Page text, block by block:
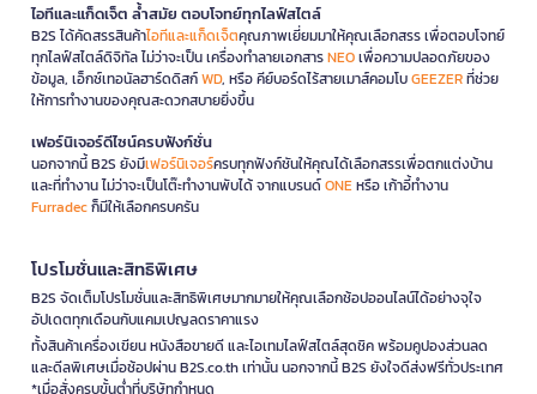
ไอทีและแก็ดเจ็ต ล้ำสมัย ตอบโจทย์ทุกไลฟ์สไตล์
B2S ได้คัดสรรสินค้าไอทีและแก็ดเจ็ตคุณภาพเยี่ยมมาให้คุณเลือกสรร เพื่อตอบโจทย์
ทุกไลฟ์สไตล์ดิจิทัล ไม่ว่าจะเป็น เครื่องทำลายเอกสารNEOเพื่อความปลอดภัยของ
ข้อมูล, เอ็กซ์เทอนัลฮาร์ดดิสก์WD, หรือ คีย์บอร์ดไร้สายเมาส์คอมโบGEEZERที่ช่วย
ให้การทำงานของคุณสะดวกสบายยิ่งขึ้น
เฟอร์นิเจอร์ดีไซน์ครบฟังก์ชั่น
นอกจากนี้ B2S ยังมีเฟอร์นิเจอร์ครบทุกฟังก์ชันให้คุณได้เลือกสรรเพื่อตกแต่งบ้าน
และที่ทำงาน ไม่ว่าจะเป็นโต๊ะทำงานพับได้ จากแบรนด์ONEหรือ เก้าอี้ทำงาน
Furradecก็มีให้เลือกครบครัน
โปรโมชั่นและสิทธิพิเศษ
B2S จัดเต็มโปรโมชั่นและสิทธิพิเศษมากมายให้คุณเลือกช้อปออนไลน์ได้อย่างจุใจ
อัปเดตทุกเดือนกับแคมเปญลดราคาแรง
ทั้งสินค้าเครื่องเขียน หนังสือขายดี และไอเทมไลฟ์สไตล์สุดชิค พร้อมคูปองส่วนลด
และดีลพิเศษเมื่อช้อปผ่าน B2S.co.th เท่านั้น นอกจากนี้ B2S ยังใจดีส่งฟรีทั่วประเทศ
*เมื่อสั่งครบขั้นต่ำที่บริษัทกำหนด